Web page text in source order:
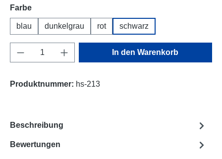
Farbe
blau dunkelgrau rot schwarz
Produkt Anzahl: Gib den gewünschten
In den Warenkorb
Produktnummer: hs-213
Beschreibung
Bewertungen